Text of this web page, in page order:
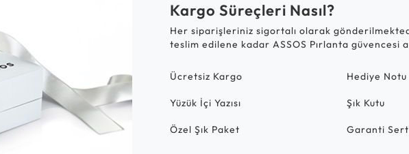
Kargo Süreçleri Nasıl?
Her siparişleriniz sigortalı olarak
teslim edilene kadar ASSOS Pırlanta güvencesi
Ücretsiz Kargo Hediye Notu
Yüzük İçi Yazısı Şık Kutu
Özel Şık Paket Garanti